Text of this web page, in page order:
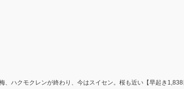
、ハクモクレンが終わり、今はスイセン。桜も近い【早起き1,838